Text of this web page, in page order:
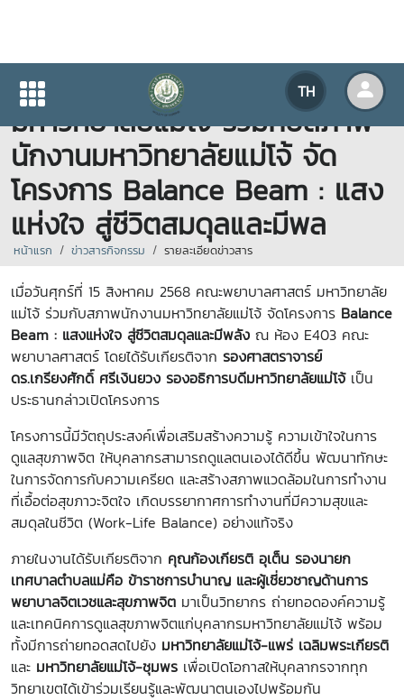
TH
คณะพยาบาลศาสตร์
มหาวิทยาลัยแม่โจ้ ร่วมกับสภาพ
นักงานมหาวิทยาลัยแม่โจ้ จัด
โครงการ Balance Beam : แสง
แห่งใจ สู่ชีวิตสมดุลและมีพล
หน้าแรก ข่าวสารกิจกรรม รายละเอียดข่าวสาร
เมื่อวันศุกร์ที่ 15 สิงหาคม 2568 คณะพยาบาลศาสตร์ มหาวิทยาลัย
แม่โจ้ ร่วมกับสภาพนักงานมหาวิทยาลัยแม่โจ้ จัดโครงการ Balance
Beam : แสงแห่งใจ สู่ชีวิตสมดุลและมีพลัง ณ ห้อง E403 คณะ
พยาบาลศาสตร์ โดยได้รับเกียรติจาก รองศาสตราจารย์
ดร.เกรียงศักดิ์ ศรีเงินยวง รองอธิการบดีมหาวิทยาลัยแม่โจ้เป็น
ประธานกล่าวเปิดโครงการ
โครงการนี้มีวัตถุประสงค์เพื่อเสริมสร้างความรู้ ความเข้าใจในการ
ดูแลสุขภาพจิต ให้บุคลากรสามารถดูแลตนเองได้ดีขึ้น พัฒนาทักษะ
ในการจัดการกับความเครียด และสร้างสภาพแวดล้อมในการทำงาน
ที่เอื้อต่อสุขภาวะจิตใจ เกิดบรรยากาศการทำงานที่มีความสุขและ
สมดุลในชีวิต (Work-Life Balance) อย่างแท้จริง
ภายในงานได้รับเกียรติจาก คุณก้องเกียรติ อุเต็น รองนายก
เทศบาลตำบลแม่คือ ข้าราชการบำนาญ และผู้เชี่ยวชาญด้านการ
พยาบาลจิตเวชและสุขภาพจิต มาเป็นวิทยากร ถ่ายทอดองค์ความรู้
และเทคนิคการดูแลสุขภาพจิตแก่บุคลากรมหาวิทยาลัยแม่โจ้ พร้อม
ทั้งมีการถ่ายทอดสดไปยัง มหาวิทยาลัยแม่โจ้-แพร่ เฉลิมพระเกียรติ
และ มหาวิทยาลัยแม่โจ้-ชุมพร เพื่อเปิดโอกาสให้บุคลากรจากทุก
วิทยาเขตได้เข้าร่วมเรียนรู้และพัฒนาตนเองไปพร้อมกัน